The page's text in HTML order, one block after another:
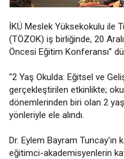
İKÜ Meslek Yüksekokulu ile
(TÖZOK) iş birliğinde, 20
Öncesi Eğitim Konferansı”
"2 Yaş Okulda: Eğitsel ve
gerçekleştirilen etkinlikte;
dönemlerinden biri olan 2
yönleriyle ele alındı.
Dr. Eylem Bayram Tuncay'ın
eğitimci-akademisyenlerin